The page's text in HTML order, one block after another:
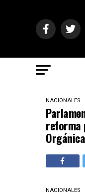
NACIONALES
reforma
NACIONALES